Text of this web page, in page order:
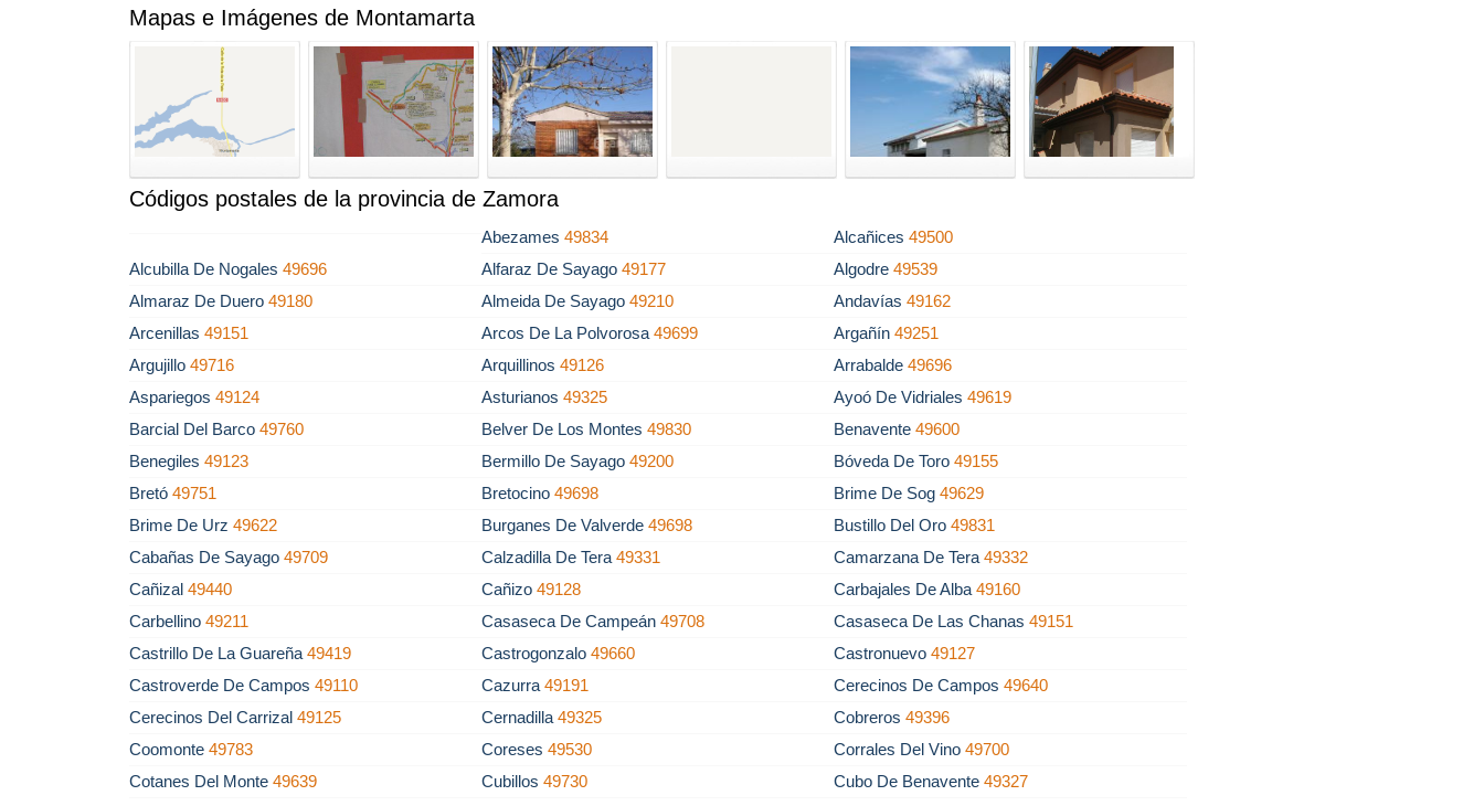
Mapas e Imágenes de Montamarta
Códigos postales de la provincia de Zamora
Abezames49834 Alcañices49500
Alcubilla De Nogales 49696 Alfaraz De Sayago49177 Algodre49539
Almaraz De Duero 49180 Almeida De Sayago49210 Andavías49162
Arcenillas 49151 Arcos De La Polvorosa49699 Argañín49251
Argujillo 49716 Arquillinos49126 Arrabalde49696
Aspariegos 49124 Asturianos49325 Ayoó De Vidriales49619
Barcial Del Barco 49760 Belver De Los Montes49830 Benavente49600
Benegiles 49123 Bermillo De Sayago49200 Bóveda De Toro49155
Bretó 49751 Bretocino49698 Brime De Sog49629
Brime De Urz 49622 Burganes De Valverde49698 Bustillo Del Oro49831
Cabañas De Sayago 49709 Calzadilla De Tera49331 Camarzana De Tera49332
Cañizal 49440 Cañizo49128 Carbajales De Alba49160
Carbellino 49211 Casaseca De Campeán49708 Casaseca De Las Chanas49151
Castrillo De La Guareña 49419 Castrogonzalo49660 Castronuevo49127
Castroverde De Campos 49110 Cazurra49191 Cerecinos De Campos49640
Cerecinos Del Carrizal 49125 Cernadilla49325 Cobreros49396
Coomonte 49783 Coreses49530 Corrales Del Vino49700
Cotanes Del Monte 49639 Cubillos49730 Cubo De Benavente49327